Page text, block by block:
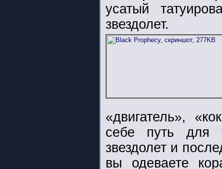
усатый
звездолет.
«двигатель»,
себе путь для
звездолет и
вы одеваете